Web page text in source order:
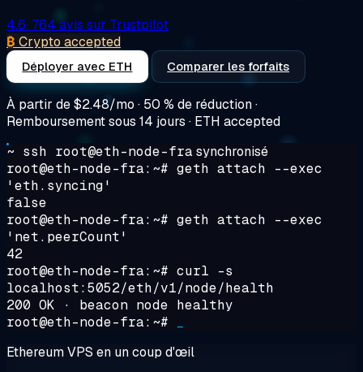
4.6· 764 avis sur Trustpilot
₿ Crypto accepted
Déployer avec ETH Comparer les forfaits
À partir de$2.48/mo · 50 % de réduction ·
Remboursement sous 14 jours · ETH accepted
~ ssh root@eth-node-frasynchronisé
root@eth-node-fra:~# geth attach --exec
'eth.syncing'
false
root@eth-node-fra:~# geth attach --exec
'net.peerCount'
42
root@eth-node-fra:~# curl -s
localhost:5052/eth/v1/node/health
200 OK · beacon node healthy
root@eth-node-fra:~#
Ethereum VPS en un coup d'œil